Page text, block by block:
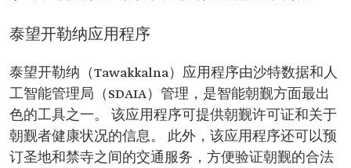
泰望开勒纳应用程序
泰望开勒纳（Tawakkalna）应用程序由沙特数据和人
工智能管理局（SDAIA）管理，是智能朝觐方面最出
色的工具之一。 该应用程序可提供朝觐许可证和关于
朝觐者健康状况的信息。 此外，该应用程序还可以预
订圣地和禁寺之间的交通服务，方便验证朝觐的合法